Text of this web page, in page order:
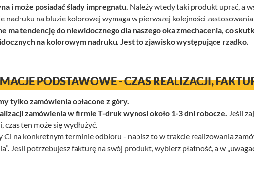
i może posiadać ślady impregnatu. Należy wtedy taki produkt uprać, a
nadruku na bluzie kolorowej wymaga w pierwszej kolejności zastosowania
ma tendencję do niewidocznego dla naszego oka zmechacenia, co
na kolorowym nadruku. Jest to zjawisko występujące rzadko.
PODSTAWOWE - CZAS REALIZACJI,
tylko zamówienia opłacone z góry.
zamówienia w firmie T-druk wynosi około 1-3 dni robocze. Jeśli
czas ten może się wydłużyć.
Ci na konkretnym terminie odbioru - napisz to w trakcie realizowania
Jeśli potrzebujesz fakturę na swój produkt, wybierz płatność, a w